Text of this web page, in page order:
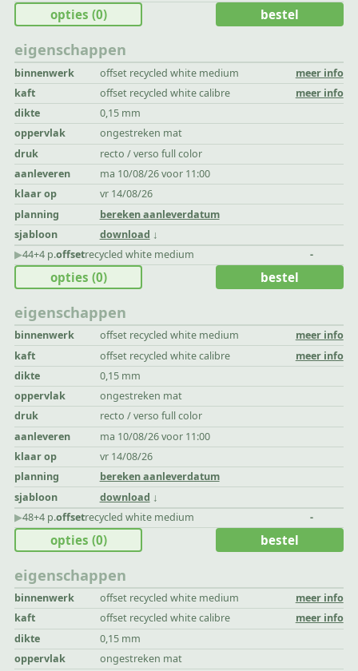
eigenschappen
binnenwerk offset recycled white medium
meer info
kaft
offset recycled white calibre
meer info
dikte
0,15 mm
oppervlak
ongestreken mat
druk
recto / verso full color
aanleveren
ma 10/08/26 voor 11:00
klaar op
vr 14/08/26
planning
bereken aanleverdatum
sjabloon
download
opties (0) bestel
▶︎44+4 p.offsetrecycled white medium -
eigenschappen
binnenwerk offset recycled white medium
meer info
kaft
offset recycled white calibre
meer info
dikte
0,15 mm
oppervlak
ongestreken mat
druk
recto / verso full color
aanleveren
ma 10/08/26 voor 11:00
klaar op
vr 14/08/26
planning
bereken aanleverdatum
sjabloon
download
opties (0) bestel
▶︎48+4 p.offsetrecycled white medium -
eigenschappen
binnenwerk offset recycled white medium
meer info
kaft
offset recycled white calibre
meer info
dikte
0,15 mm
oppervlak
ongestreken mat
opties (0) bestel